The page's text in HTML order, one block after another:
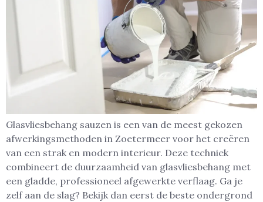
Glasvliesbehang sauzen is een van de meest gekozen
afwerkingsmethoden in Zoetermeer voor het creëren
van een strak en modern interieur. Deze techniek
combineert de duurzaamheid van glasvliesbehang met
een gladde, professioneel afgewerkte verflaag. Ga je
zelf aan de slag? Bekijk dan eerst de beste ondergrond